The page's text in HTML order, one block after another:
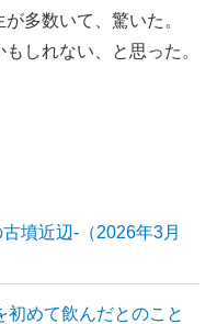
多数いて、驚いた。
しれない、と思った。
墳近辺-（2026年3月
めて飲んだとのこと